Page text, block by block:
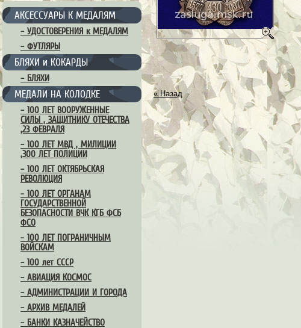
АКСЕССУАРЫ К МЕДАЛЯМ
– УДОСТОВЕРЕНИЯ к МЕДАЛЯМ
– ФУТЛЯРЫ
БЛЯХИ и КОКАРДЫ
– БЛЯХИ
МЕДАЛИ НА КОЛОДКЕ
– 100 ЛЕТ ВООРУЖЕННЫЕ
СИЛЫ , ЗАЩИТНИКУ ОТЕЧЕСТВА
,23 ФЕВРАЛЯ
– 100 ЛЕТ МВД , МИЛИЦИИ
,300 ЛЕТ ПОЛИЦИИ
– 100 ЛЕТ ОКТЯБРЬСКАЯ
РЕВОЛЮЦИЯ
– 100 ЛЕТ ОРГАНАМ
ГОСУДАРСТВЕННОЙ
БЕЗОПАСНОСТИ ВЧК КГБ ФСБ
ФСО
– 100 ЛЕТ ПОГРАНИЧНЫМ
ВОЙСКАМ
– 100 лет СССР
– АВИАЦИЯ КОСМОС
– АДМИНИСТРАЦИИ И ГОРОДА
– АРХИВ МЕДАЛЕЙ
– БАНКИ КАЗНАЧЕЙСТВО
« Назад